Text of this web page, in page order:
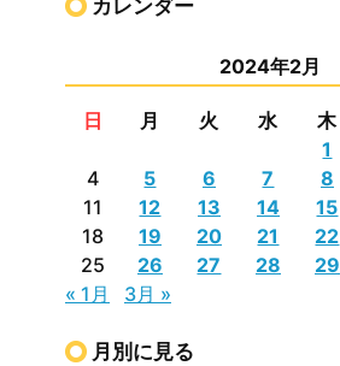
カレンダー
2024年2月
日 月 火 水 木
1
4
5 6 7 8
11
12 13 14 15
18
19 20 21 22
25
26 27 28
29
« 1月
3月 »
月別に見る